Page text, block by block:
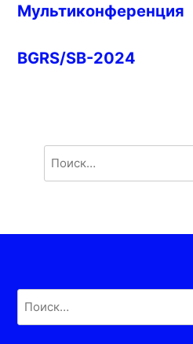
Мультиконференция
BGRS/SB-2024
Найти: